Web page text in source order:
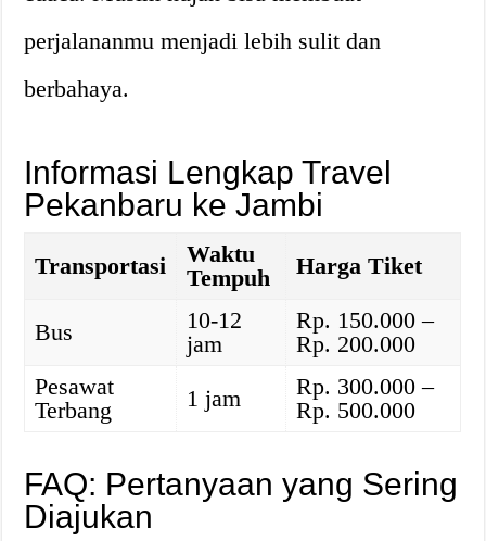
perjalananmu menjadi lebih sulit dan
berbahaya.
Informasi Lengkap Travel
Pekanbaru ke Jambi
Transportasi
Waktu
Tempuh
Harga Tiket
Bus
10-12
jam
Rp. 150.000 –
Rp. 200.000
Pesawat
Terbang
1 jam
Rp. 300.000 –
Rp. 500.000
FAQ: Pertanyaan yang Sering
Diajukan